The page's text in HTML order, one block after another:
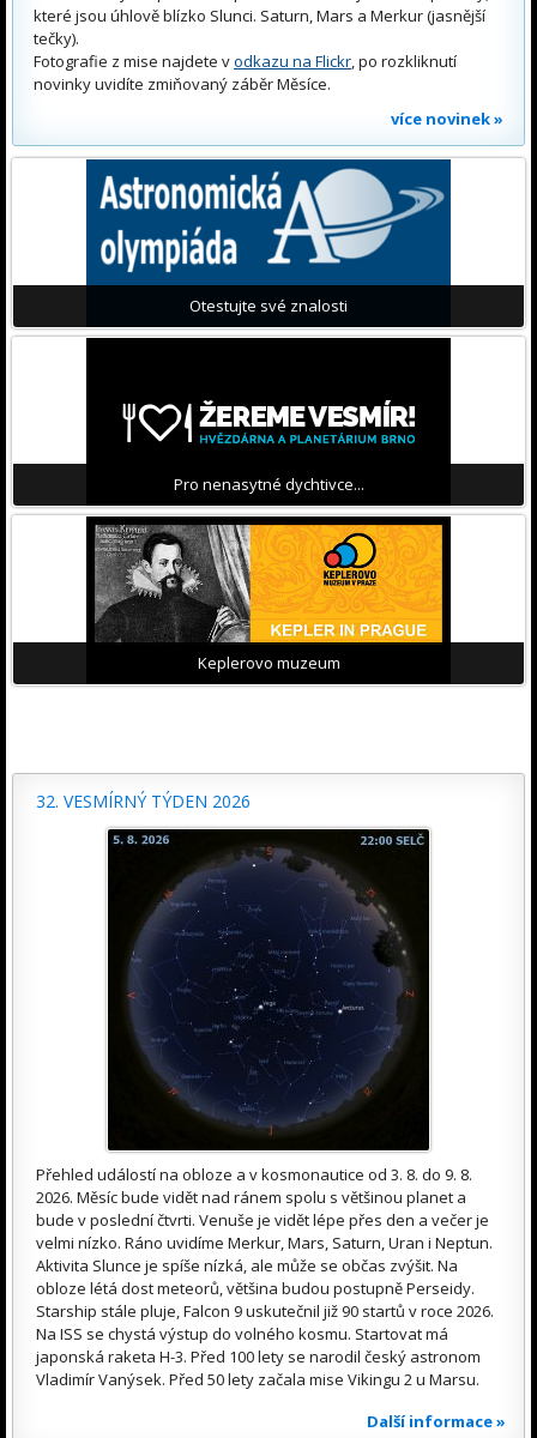
které jsou úhlově blízko Slunci. Saturn, Mars a Merkur (jasnější
tečky).
Fotografie z mise najdete vodkazu na Flickr, po rozkliknutí
novinky uvidíte zmiňovaný záběr Měsíce.
více novinek »
Otestujte své znalosti
Pro nenasytné dychtivce...
Keplerovo muzeum
32. VESMÍRNÝ TÝDEN 2026
Přehled událostí na obloze a v kosmonautice od 3. 8. do 9. 8.
2026. Měsíc bude vidět nad ránem spolu s většinou planet a
bude v poslední čtvrti. Venuše je vidět lépe přes den a večer je
velmi nízko. Ráno uvidíme Merkur, Mars, Saturn, Uran i Neptun.
Aktivita Slunce je spíše nízká, ale může se občas zvýšit. Na
obloze létá dost meteorů, většina budou postupně Perseidy.
Starship stále pluje, Falcon 9 uskutečnil již 90 startů v roce 2026.
Na ISS se chystá výstup do volného kosmu. Startovat má
japonská raketa H-3. Před 100 lety se narodil český astronom
Vladimír Vanýsek. Před 50 lety začala mise Vikingu 2 u Marsu.
Další informace »